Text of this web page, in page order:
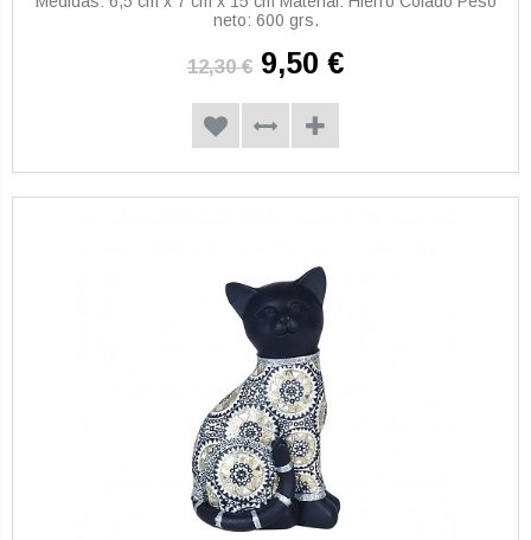
neto: 600 grs.
12,30 € 9,50 €